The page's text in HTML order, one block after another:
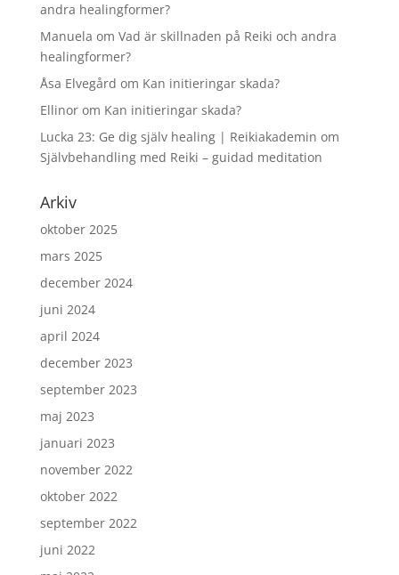
andra healingformer?
Manuela om Vad är skillnaden på Reiki och andra
healingformer?
Åsa Elvegård om Kan initieringar skada?
Ellinorom Kan initieringar skada?
Lucka 23: Ge dig själv healing | Reikiakademin om
Självbehandling med Reiki – guidad meditation
Arkiv
oktober 2025
mars 2025
december 2024
juni 2024
april 2024
december 2023
september 2023
maj 2023
januari 2023
november 2022
oktober 2022
september 2022
juni 2022